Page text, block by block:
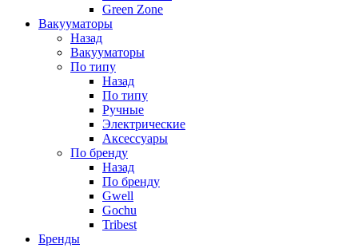
Green Zone
Вакууматоры
Назад
Вакууматоры
По типу
Назад
По типу
Ручные
Электрические
Аксессуары
По бренду
Назад
По бренду
Gwell
Gochu
Tribest
Бренды